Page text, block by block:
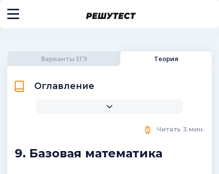
Варианты ЕГЭ Теория
Оглавление
9. Базовая математика
Читать 3 мин.